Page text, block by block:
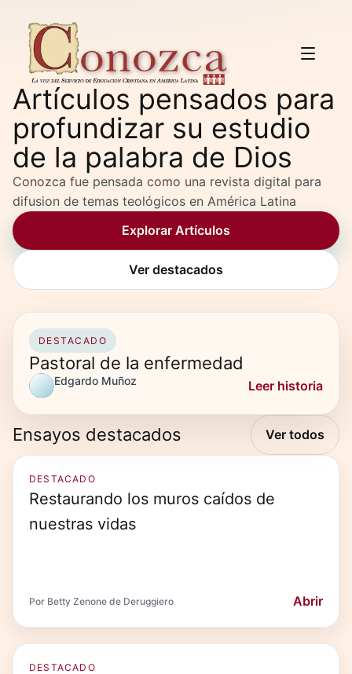
Artículos pensados para
profundizar su estudio
de la palabra de Dios
Conozca fue pensada como una revista digital para
difusion de temas teológicos en América Latina
Explorar Artículos
Ver destacados
DESTACADO
Pastoral de la enfermedad
Edgardo Muñoz Leer historia
Ensayos destacados Ver todos
DESTACADO
Restaurando los muros caídos de
nuestras vidas
Por Betty Zenone de Deruggiero Abrir
DESTACADO